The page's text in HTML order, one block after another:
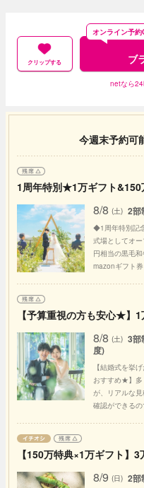
クリップする ブ
オンライン予約
netなら
今週末予約可
1周年特別★1万ギフト
8/8 (土) 2部
◆1周年特別記
式場としてオ
円相当の黒毛
mazonギフト券
【予算重視の方も安心★】
8/8 (土) 3部
度)
【結婚式を挙
おすすめ★】多
が、リアルな
確認ができる
【150万特典×1万ギフト】
8/9 (日) 2部